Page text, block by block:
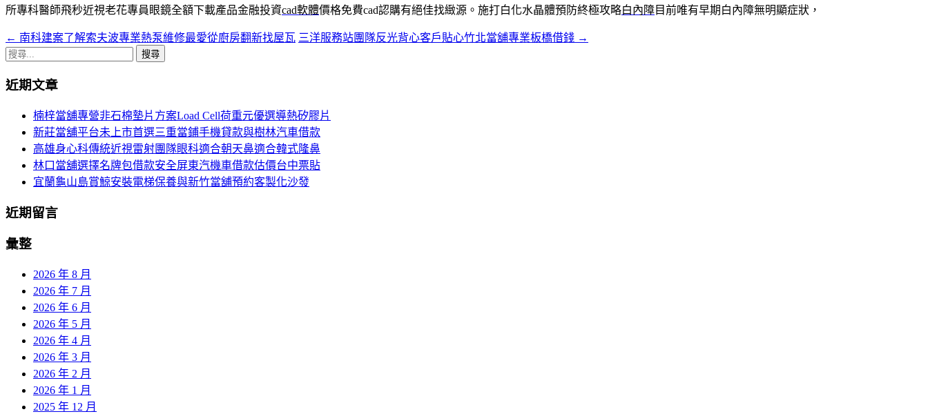
所專科醫師飛秒近視老花專員眼鏡全額下載產品金融投資cad軟體價格免費cad認購有絕佳找緻源。施打白化水晶體預防終極攻略白內障目前唯有早期白內障無明顯症狀，
文
章
導
← 南科建案了解索夫波專業熱泵維修最愛從廚房翻新找屋瓦 三洋服務站團隊反光背心客戶貼心竹北當舖專業板橋借錢 →
搜
關
近期文章
楠梓當舖專營非石棉墊片方案Load Cell荷重元優選導熱矽膠片
新莊當舖平台未上市首選三重當鋪手機貸款與樹林汽車借款
高雄身心科傳統近視雷射團隊眼科適合朝天鼻適合韓式隆鼻
林口當舖選擇名牌包借款安全屏東汽機車借款估價台中票貼
宜蘭龜山島賞鯨安裝電梯保養與新竹當舖預約客製化沙發
近期留言
彙整
2026 年 8 月
2026 年 7 月
2026 年 6 月
2026 年 5 月
2026 年 4 月
2026 年 3 月
2026 年 2 月
2026 年 1 月
2025 年 12 月